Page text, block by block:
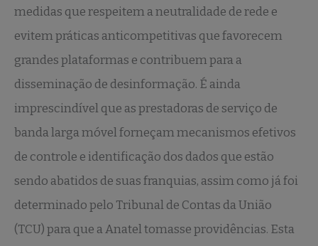
medidas que respeitem a neutralidade de rede e
evitem práticas anticompetitivas que favorecem
grandes plataformas e contribuem para a
disseminação de desinformação. É ainda
imprescindível que as prestadoras de serviço de
banda larga móvel forneçam mecanismos efetivos
de controle e identificação dos dados que estão
sendo abatidos de suas franquias, assim como já foi
determinado pelo Tribunal de Contas da União
(TCU) para que a Anatel tomasse providências. Esta